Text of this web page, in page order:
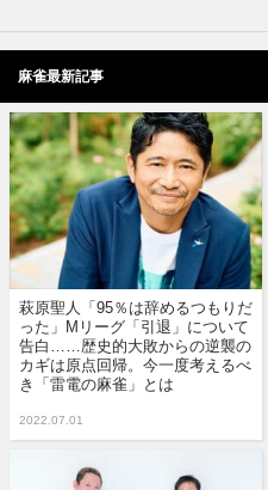
麻雀最新記事
萩原聖人「95％は辞めるつもりだ
った」Mリーグ「引退」について
告白……歴史的大敗からの逆襲の
カギは原点回帰。今一度考えるべ
き「雷電の麻雀」とは
2022.07.01